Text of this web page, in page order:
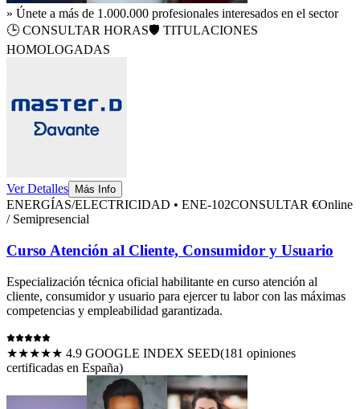
» Únete a más de 1.000.000 profesionales interesados en el sector
🕒 CONSULTAR HORAS🛡️ TITULACIONES
HOMOLOGADAS
Ver Detalles Más Info
ENERGÍAS/ELECTRICIDAD • ENE-102CONSULTAR €Online
/ Semipresencial
Curso Atención al Cliente, Consumidor y Usuario
Especialización técnica oficial habilitante en curso atención al
cliente, consumidor y usuario para ejercer tu labor con las máximas
competencias y empleabilidad garantizada.
★★★★★ 4.9 GOOGLE INDEX SEED(181 opiniones
certificadas en España)